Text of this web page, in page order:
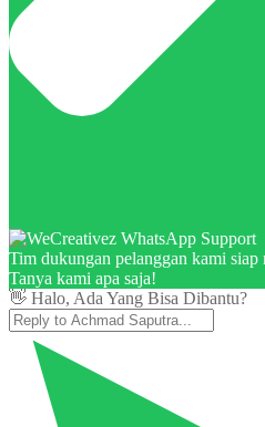
Tim dukungan pelanggan kami siap
Tanya kami apa saja!
👋 Halo, Ada Yang Bisa Dibantu?